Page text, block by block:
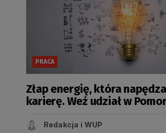
PRACA
Złap energię, która
karierę. Weź udział w
Redakcja i WUP